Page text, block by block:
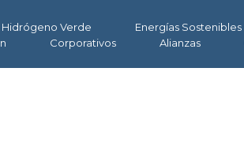
Hidrógeno Verde Energías Sostenibles
Corporativos Alianzas